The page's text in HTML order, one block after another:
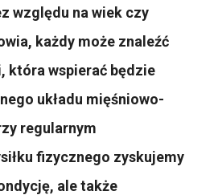
względu na wiek czy
każdy może znaleźć
która wspierać będzie
układu mięśniowo-
regularnym
fizycznego zyskujemy
ale także